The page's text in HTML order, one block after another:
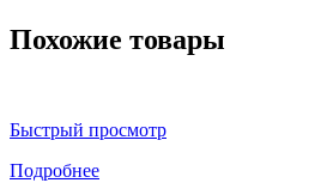
Похожие товары
Быстрый просмотр
Подробнее